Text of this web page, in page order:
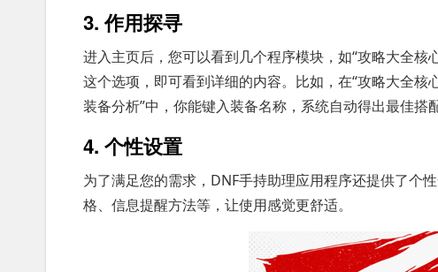
3. 作用探寻
进入主页后，您可以看到几个程序模块，如“攻略大全核
这个选项，即可看到详细的内容。比如，在“攻略大全
装备分析”中，你能键入装备名称，系统自动得出最佳搭
4. 个性设置
为了满足您的需求，DNF手持助理应用程序还提供了个
格、信息提醒方法等，让使用感觉更舒适。